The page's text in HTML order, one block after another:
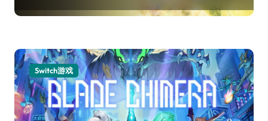
Switch游戏